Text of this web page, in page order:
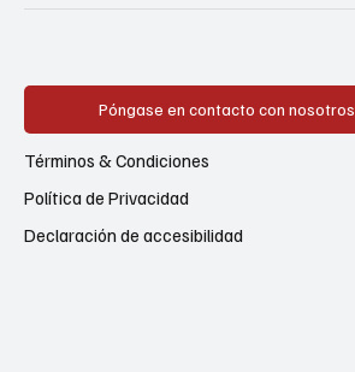
Póngase en contacto con nosotros
Política de Privacidad
Términos & Condiciones
Declaración de accesibilidad